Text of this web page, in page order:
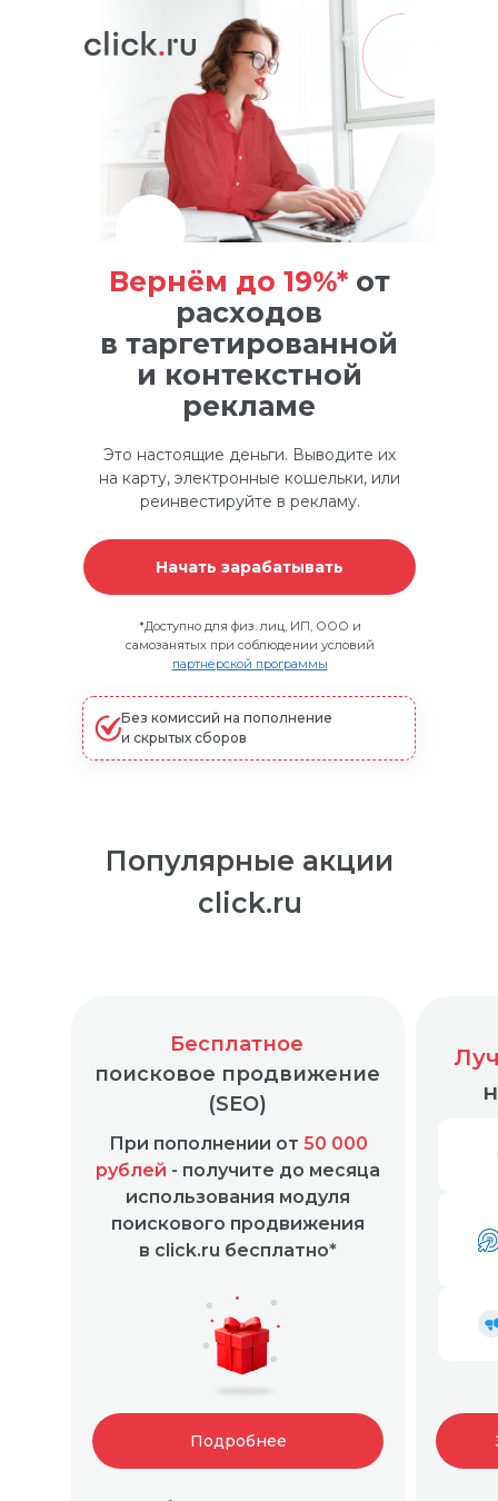
Вернём до 19%*от
расходов
в таргетированной
и контекстной
рекламе
Начать зарабатывать
Это настоящие деньги. Выводите их
на карту, электронные кошельки, или
реинвестируйте в рекламу.
*Доступно для физ. лиц, ИП, ООО и
самозанятых при соблюдении условий
партнёрской программы
Простая и понятная маркировка любой
Без комиссий на пополнение
и скрытых сборов
Популярные акции
click.ru
Бесплатное
поисковое продвижение
(SEO)
При пополнении от 50 000
рублей - получите до месяца
использования модуля
поискового продвижения
в click.ru бесплатно*
Подробнее